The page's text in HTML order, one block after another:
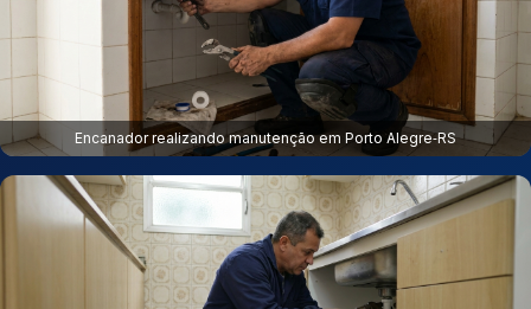
Encanador realizando manutenção em Porto Alegre‑RS